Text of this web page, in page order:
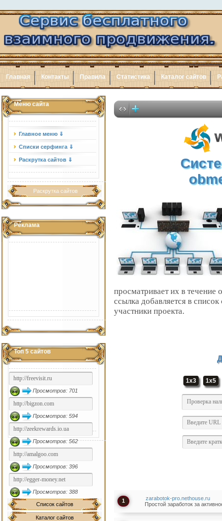
Главная Контакты Правила Статистика Каталог сайтов
Меню сайта
Главное меню ⇓
Списки серфинга ⇓
Раскрутка сайтов ⇓
Раскрутка сайтов
Реклама
Топ 5 сайтов
Просмотров: 701
Просмотров: 594
Просмотров: 562
Просмотров: 396
Просмотров: 388
Список сайтов
Каталог сайтов
просматривает их в течение
ссылка добавляется в
участники проекта.
1x3 1x5
1
zarabotok-pro.nethouse.ru
Простой заработок за